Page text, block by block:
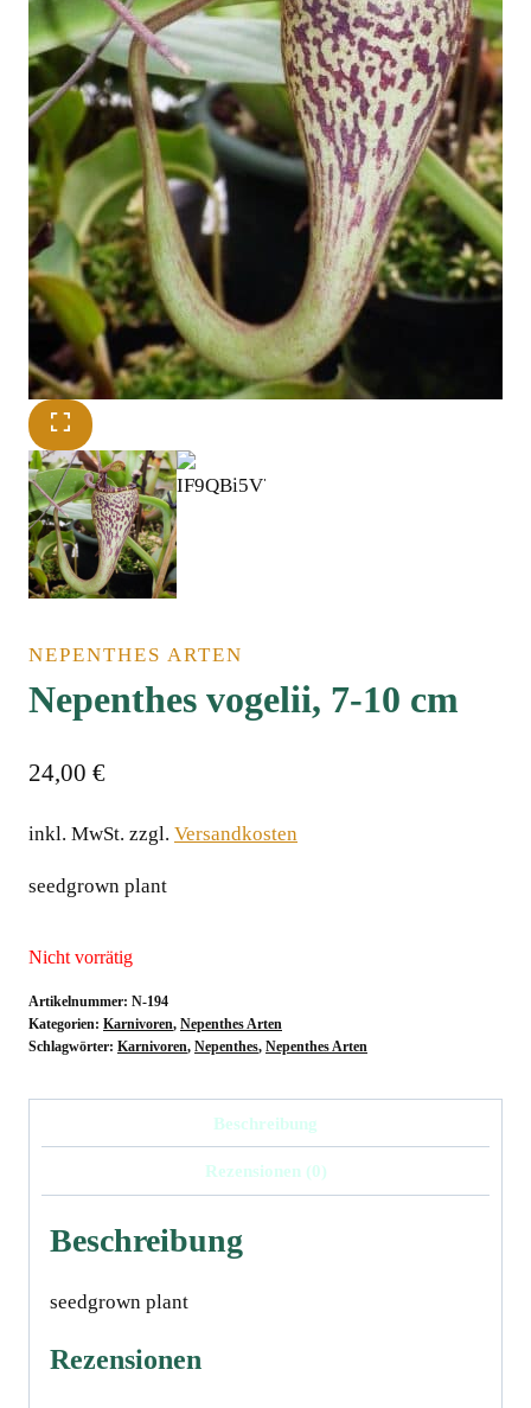
NEPENTHES ARTEN
Nepenthes vogelii, 7-10 cm
24,00 €
inkl. MwSt. zzgl. Versandkosten
seedgrown plant
Nicht vorrätig
Artikelnummer: N-194
Kategorien: Karnivoren, Nepenthes Arten
Schlagwörter: Karnivoren, Nepenthes, Nepenthes Arten
Beschreibung
Rezensionen (0)
Beschreibung
seedgrown plant
Rezensionen